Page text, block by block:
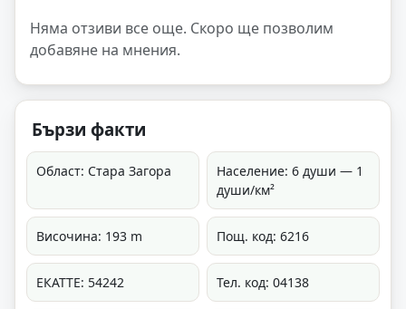
Няма отзиви все още. Скоро ще позволим
добавяне на мнения.
Бързи факти
Област: Стара Загора
Население: 6 души — 1
души/км²
Височина: 193 m Пощ. код: 6216
ЕКАТТЕ: 54242 Тел. код: 04138